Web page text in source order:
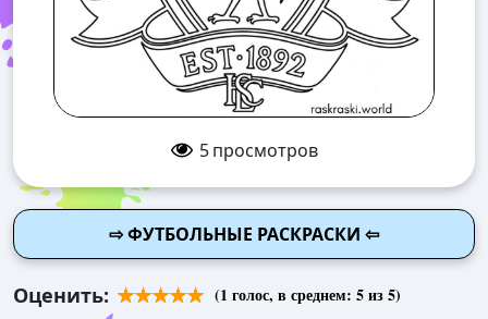
5 просмотров
⇨ ФУТБОЛЬНЫЕ РАСКРАСКИ ⇦
Оценить: (1 голос, в среднем: 5из 5)